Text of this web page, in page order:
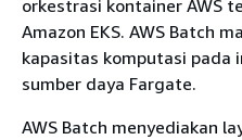
orkestrasi kontainer AWS
Amazon EKS. AWS Batch
kapasitas komputasi pada
sumber daya Fargate.
AWS Batch menyediakan